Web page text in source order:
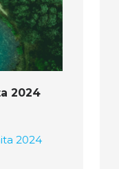
2024
2024